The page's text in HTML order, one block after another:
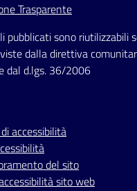
Trasparente
pubblicati sono riutilizzabili
dalla direttiva
dal d.lgs. 36/2006
accessibilità
del sito
sito web